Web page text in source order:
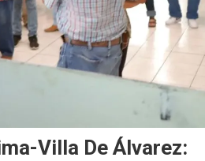
Villa De Álvarez: